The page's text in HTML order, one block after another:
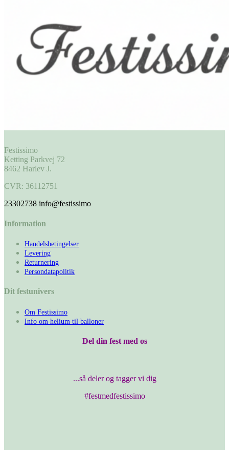
Festissimo
Ketting Parkvej 72
8462 Harlev J.
CVR: 36112751
23302738 info@festissimo
Information
Handelsbetingelser
Levering
Returnering
Persondatapolitik
Dit festunivers
Om Festissimo
Info om helium til balloner
Del din fest med os
...så deler og tagger vi dig
#festmedfestissimo